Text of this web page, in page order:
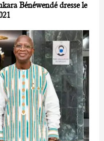
Bénéwendé dresse le